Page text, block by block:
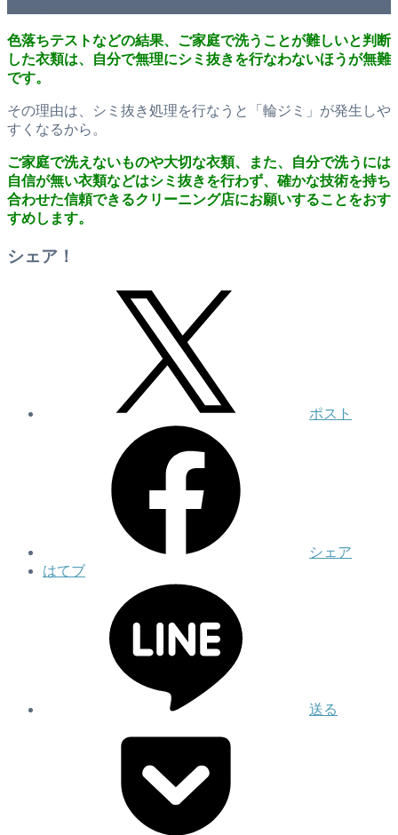
色落ちテストなどの結果、ご家庭で洗うことが難しいと判断
した衣類は、自分で無理にシミ抜きを行なわないほうが無難
です。
その理由は、シミ抜き処理を行なうと「輪ジミ」が発生しや
すくなるから。
ご家庭で洗えないものや大切な衣類、また、自分で洗うには
自信が無い衣類などはシミ抜きを行わず、確かな技術を持ち
合わせた信頼できるクリーニング店にお願いすることをおす
すめします。
シェア！
ポスト
シェア
はてブ
送る